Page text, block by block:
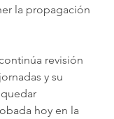
la propagación
revisión
y su
hoy en la